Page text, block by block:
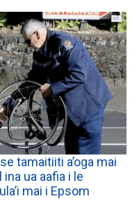
tamaitiiti a’oga mai
ua aafia i le
mai i Epsom